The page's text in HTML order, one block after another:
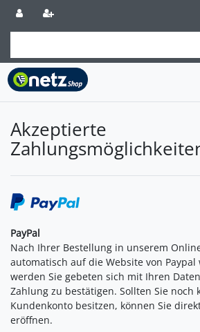
Akzeptierte
PayPal
Nach Ihrer Bestellung in unserem
automatisch auf die Website von
werden Sie gebeten sich mit Ihren
Zahlung zu bestätigen. Sollten Sie noch
Kundenkonto besitzen, können Sie
eröffnen.